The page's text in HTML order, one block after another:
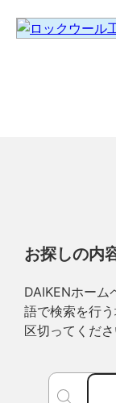
お探しの内
DAIKENホーム
語で検索を行
区切ってくださ